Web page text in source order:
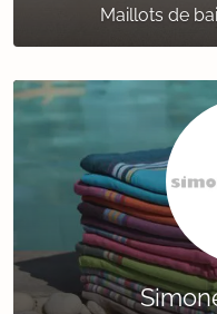
Maillots de